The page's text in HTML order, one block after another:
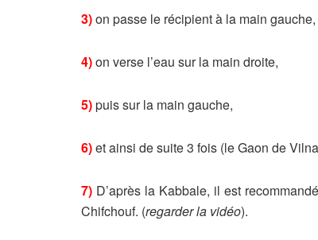
3)on passe le récipient à la main gauche,
4)on verse l’eau sur la main droite,
5)puis sur la main gauche,
6)et ainsi de suite 3 fois (le Gaon de
7) D’après la Kabbale, il est
Chifchouf. (regarder la vidéo).